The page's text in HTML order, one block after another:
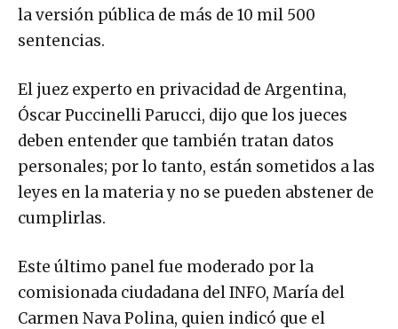
la versión pública de más de 10 mil 500
sentencias.
El juez experto en privacidad de Argentina,
Óscar Puccinelli Parucci, dijo que los jueces
deben entender que también tratan datos
personales; por lo tanto, están sometidos a las
leyes en la materia y no se pueden abstener de
cumplirlas.
Este último panel fue moderado por la
comisionada ciudadana del INFO, María del
Carmen Nava Polina, quien indicó que el